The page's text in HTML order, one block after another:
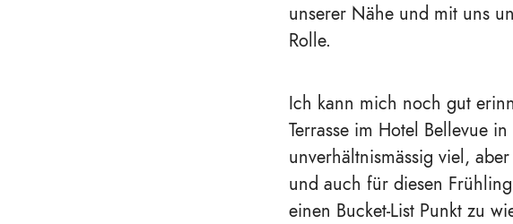
unserer Nähe und mit uns
Rolle.
Ich kann mich noch gut
Terrasse im Hotel Bellevue
unverhältnismässig viel,
und auch für diesen
einen Bucket-List Punkt zu